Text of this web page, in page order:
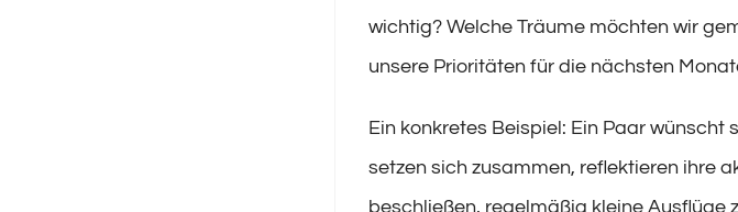
wichtig? Welche Träume möchten wir
unsere Prioritäten für die nächsten
Ein konkretes Beispiel: Ein Paar wünscht
setzen sich zusammen, reflektieren ihre
beschließen, regelmäßig kleine Ausflüge